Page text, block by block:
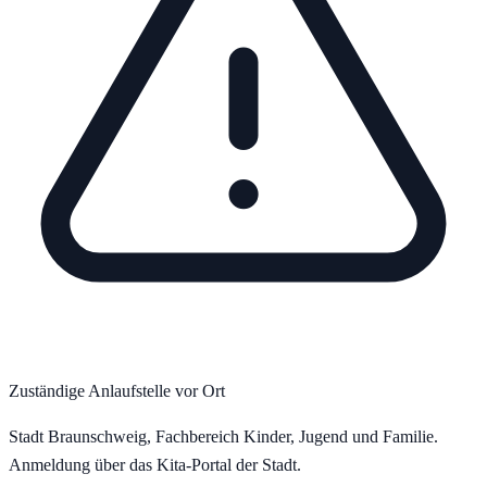
Zuständige Anlaufstelle vor Ort
Stadt Braunschweig, Fachbereich Kinder, Jugend und Familie.
Anmeldung über das Kita-Portal der Stadt.